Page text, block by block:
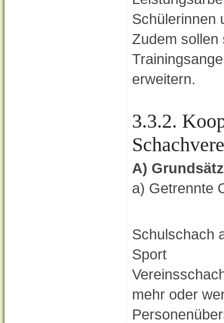
Schülerinnen
Zudem sollen
erweitern.
3.3.2.
A)
a) Getrennte
Schulschach
Sport
mehr oder